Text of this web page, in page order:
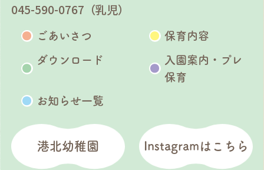
045-590-0767（乳児）
ごあいさつ 保育内容
ダウンロード
入園案内・プレ
保育
お知らせ一覧
港北幼稚園 Instagramはこちら